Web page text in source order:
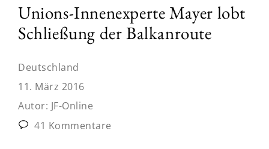
Unions-Innenexperte Mayer lobt
Schließung der Balkanroute
Deutschland
11. März 2016
Autor: JF-Online
41 Kommentare